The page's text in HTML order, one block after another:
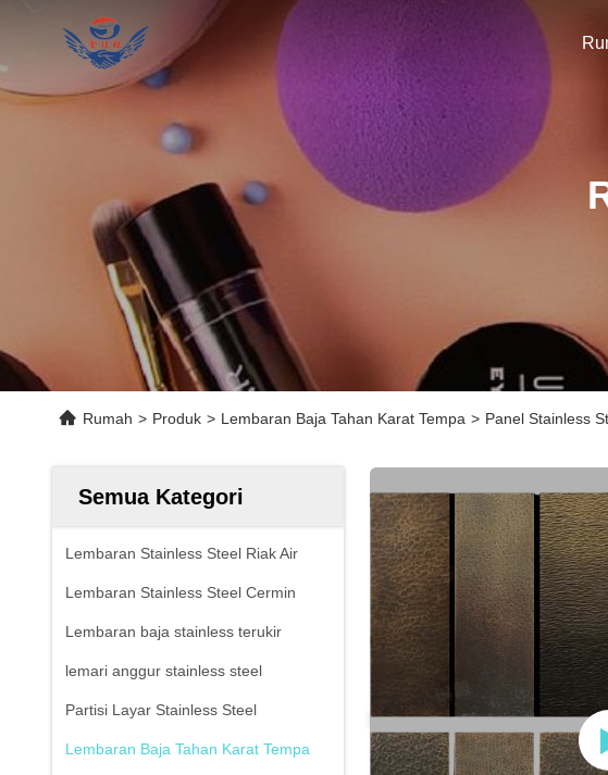
Rumah > Produk > Lembaran Baja Tahan Karat Tempa > Panel Stainless
Semua Kategori
Lembaran Stainless Steel Riak Air
Lembaran Stainless Steel Cermin
Lembaran baja stainless terukir
lemari anggur stainless steel
Partisi Layar Stainless Steel
Lembaran Baja Tahan Karat Tempa